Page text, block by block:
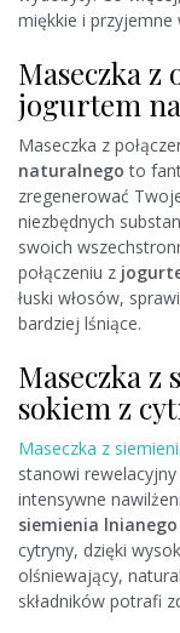
miękkie i przyjemne
Maseczka z
jogurtem
Maseczka z
naturalnego to
zregenerować
niezbędnych
swoich
połączeniu z
łuski włosów,
bardziej lśniące.
Maseczka
sokiem z
Maseczka z
stanowi
intensywne
siemienia
cytryny, dzięki
olśniewający,
składników potrafi